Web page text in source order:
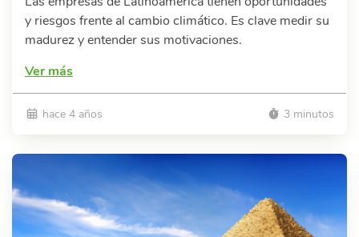
y riesgos frente al cambio climático. Es clave medir su
madurez y entender sus motivaciones.
Ver más
hace 4 años 3 minutos